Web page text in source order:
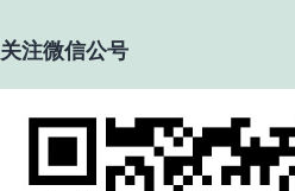
关注微信公号